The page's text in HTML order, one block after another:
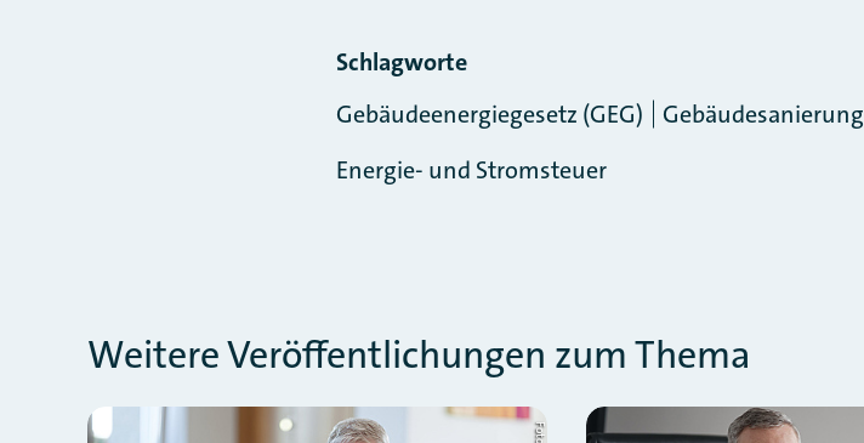
Schlagworte
Gebäudeenergiegesetz (GEG)
Gebäudesanierung
Energie- und Stromsteuer
Weitere Veröffentlichungen zum Thema
Slider überspringen